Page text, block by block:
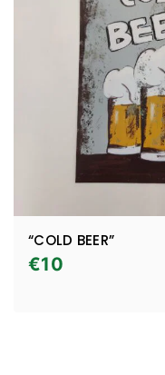
“COLD BEER”
€10